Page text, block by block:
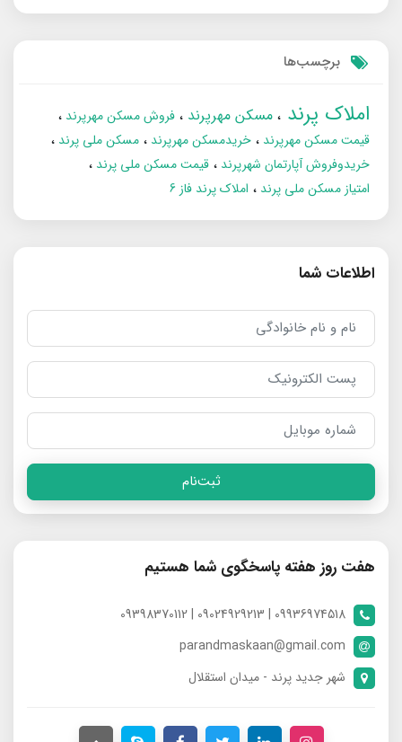
برچسب‌ها
املاک پرند مسکن مهرپرند
فروش مسکن مهرپرند
قیمت مسکن مهرپرند
خریدمسکن مهرپرند
مسکن ملی پرند
خریدوفروش آپارتمان شهرپرند
قیمت مسکن ملی پرند
امتیاز مسکن ملی پرند
املاک پرند فاز 6
اطلاعات شما
ثبت‌نام
هفت روز هفته پاسخگوی شما هستیم
09936974518 | 09024929213 | 09398370112
parandmaskaan@gmail.com
شهر جدید پرند - میدان استقلال